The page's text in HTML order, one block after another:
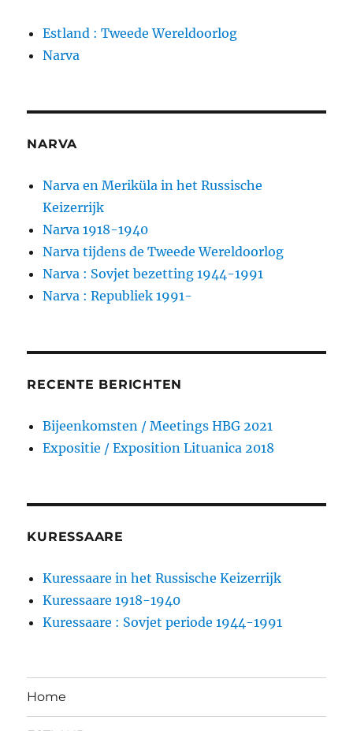
Estland : Tweede Wereldoorlog
Narva
NARVA
Narva en Meriküla in het Russische
Keizerrijk
Narva 1918-1940
Narva tijdens de Tweede Wereldoorlog
Narva : Sovjet bezetting 1944-1991
Narva : Republiek 1991-
RECENTE BERICHTEN
Bijeenkomsten / Meetings HBG 2021
Expositie / Exposition Lituanica 2018
KURESSAARE
Kuressaare in het Russische Keizerrijk
Kuressaare 1918-1940
Kuressaare : Sovjet periode 1944-1991
Home